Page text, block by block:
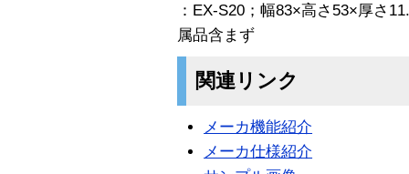
：EX-S20；幅83×高さ53×厚さ
属品含まず
関連リンク
メーカ機能紹介
メーカ仕様紹介